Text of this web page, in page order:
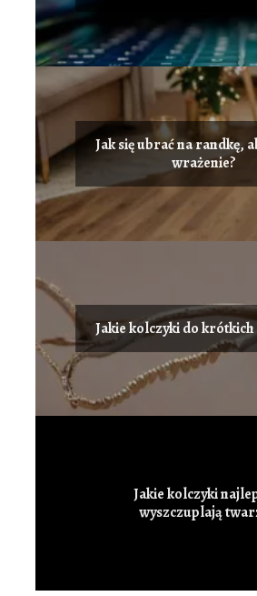
Jak się ubrać na randkę,
wrażenie?
Jakie kolczyki do krótkich
Jakie kolczyki
wyszczuplają